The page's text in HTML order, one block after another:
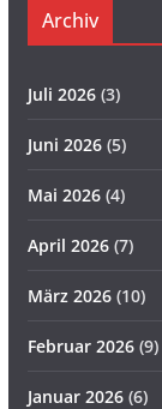
Archiv
Juli 2026(3)
Juni 2026(5)
Mai 2026(4)
April 2026(7)
März 2026(10)
Februar 2026(9)
Januar 2026(6)